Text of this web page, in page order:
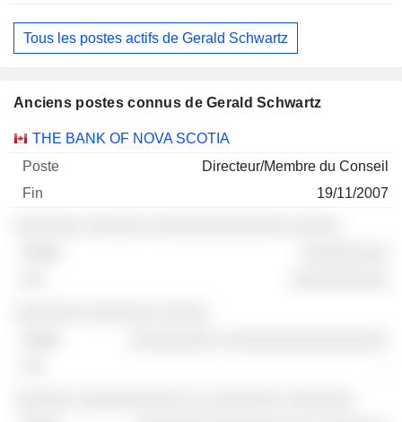
Tous les postes actifs de Gerald Schwartz
Anciens postes connus de Gerald Schwartz
Sociétés Poste Fin
THE BANK OF NOVA SCOTIA
Directeur/Membre du Conseil
19/11/2007